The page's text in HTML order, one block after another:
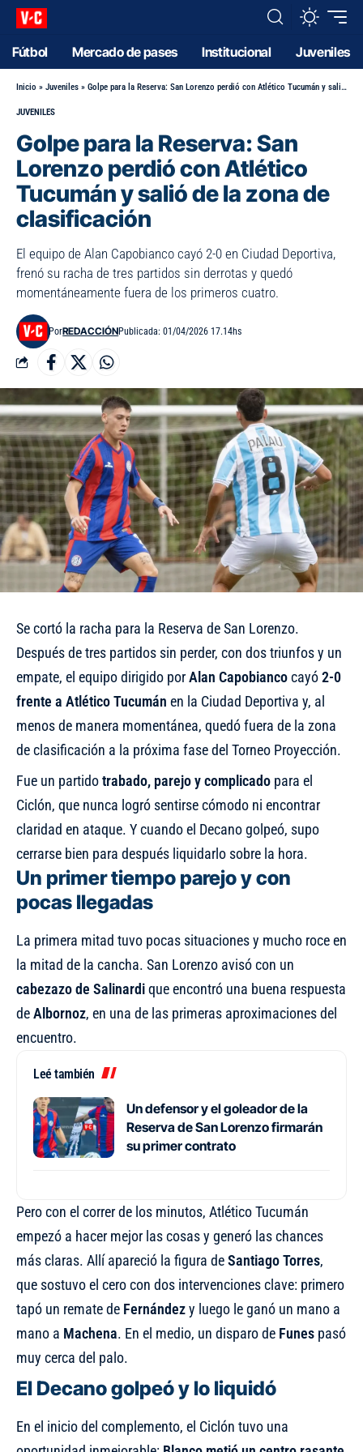
Fútbol Mercado de pases Institucional Juveniles
Inicio » Juveniles » Golpe para la Reserva: San Lorenzo perdió con Atlético Tucumán y salió de la zona de clasificación
JUVENILES
Golpe para la Reserva: San
Lorenzo perdió con Atlético
Tucumán y salió de la zona de
clasificación
El equipo de Alan Capobianco cayó 2-0 en Ciudad Deportiva,
frenó su racha de tres partidos sin derrotas y quedó
momentáneamente fuera de los primeros cuatro.
PorREDACCIÓNPublicada: 01/04/2026 17.14hs
Se cortó la racha para la Reserva de San Lorenzo.
Después de tres partidos sin perder, con dos triunfos y un
empate, el equipo dirigido porAlan Capobiancocayó2-0
frente a Atlético Tucumán en la Ciudad Deportiva y, al
menos de manera momentánea, quedó fuera de la zona
de clasificación a la próxima fase del Torneo Proyección.
Fue un partidotrabado, parejo y complicado para el
Ciclón, que nunca logró sentirse cómodo ni encontrar
claridad en ataque. Y cuando el Decano golpeó, supo
cerrarse bien para después liquidarlo sobre la hora.
Un primer tiempo parejo y con
pocas llegadas
La primera mitad tuvo pocas situaciones y mucho roce en
la mitad de la cancha. San Lorenzo avisó con un
cabezazo de Salinardique encontró una buena respuesta
deAlbornoz, en una de las primeras aproximaciones del
encuentro.
Leé también
Un defensor y el goleador de la
Reserva de San Lorenzo firmarán
su primer contrato
Pero con el correr de los minutos, Atlético Tucumán
empezó a hacer mejor las cosas y generó las chances
más claras. Allí apareció la figura deSantiago Torres,
que sostuvo el cero con dos intervenciones clave: primero
tapó un remate de Fernándezy luego le ganó un mano a
mano a Machena. En el medio, un disparo de Funes pasó
muy cerca del palo.
El Decano golpeó y lo liquidó
En el inicio del complemento, el Ciclón tuvo una